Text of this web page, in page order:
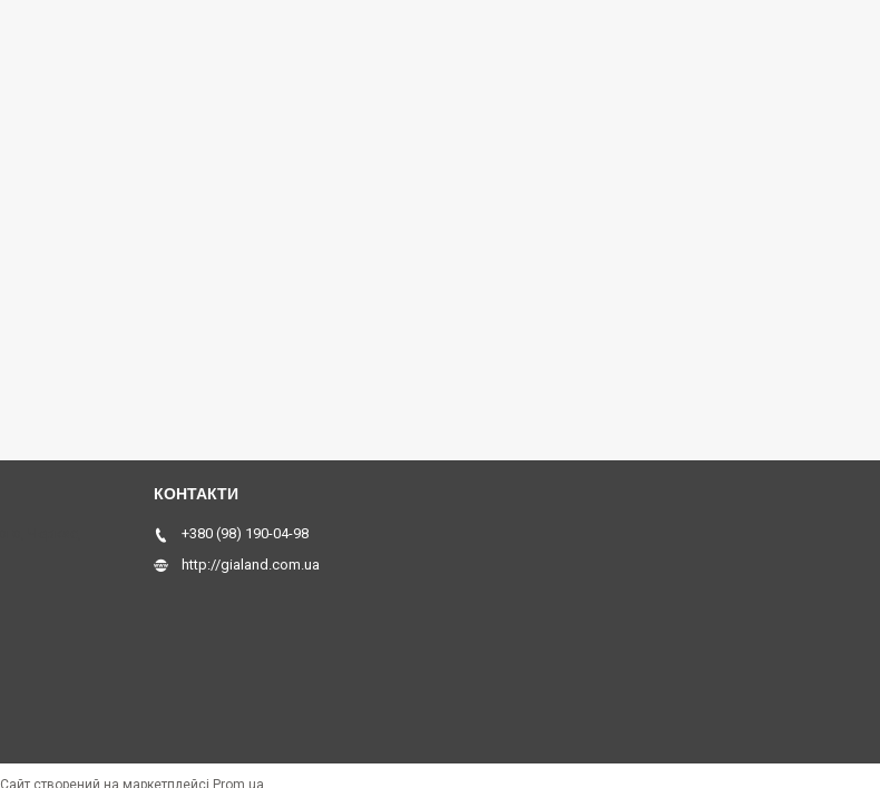
+380 (98) 190-04-98
http://gialand.com.ua
Сайт створений на маркетплейсі Prom.ua